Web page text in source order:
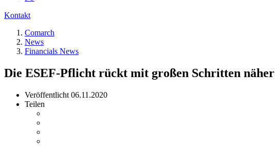
Kontakt
Comarch
News
Financials News
Die ESEF-Pflicht rückt mit großen Schritten näher
Veröffentlicht 06.11.2020
Teilen